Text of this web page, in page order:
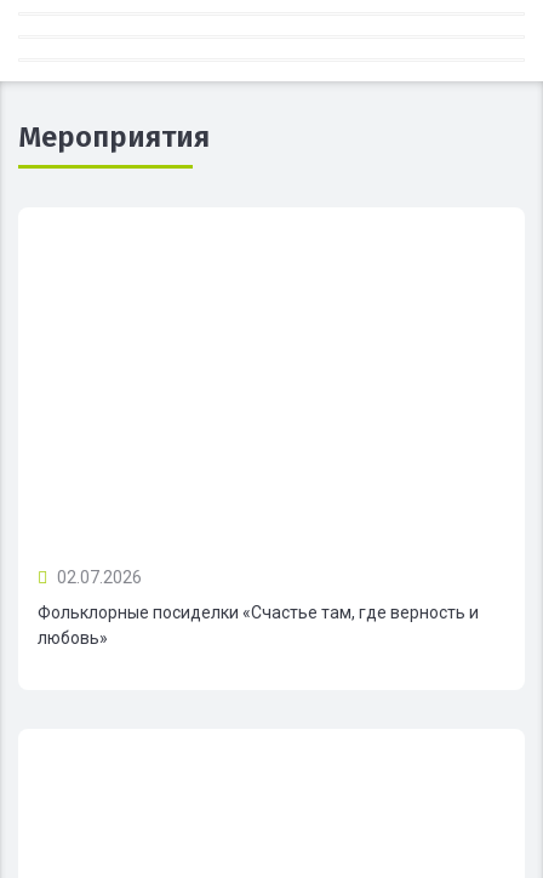
Мероприятия
02.07.2026
Фольклорные посиделки «Счастье там, где верность и
любовь»